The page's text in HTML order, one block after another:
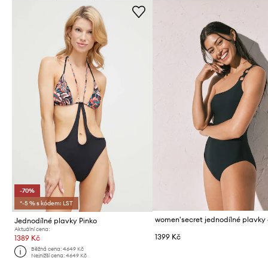
-70%
*-5 % s kódem: LST
Jednodílné plavky Pinko
Aktuální cena:
1389 Kč
Běžná cena:4649 Kč
Nejnižší cena:4649 Kč
1399 Kč